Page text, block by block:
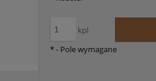
kpl
*- Pole wymagane